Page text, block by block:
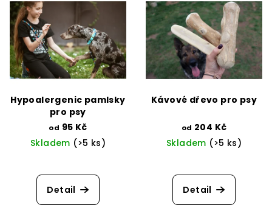
d
u
k
t
ů
ý
p
s
p
Hypoalergenic pamlsky
pro psy
od 95 Kč
Skladem (>5 ks)
Detail
Kávové dřevo pro psy
od 204 Kč
Skladem (>5 ks)
hodnocení
produktu
Detail